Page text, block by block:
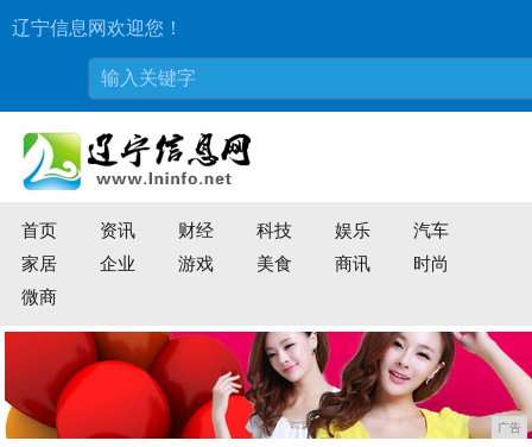
辽宁信息网欢迎您！
首页 资讯 财经 科技 娱乐
汽车
家居
企业 游戏 美食 商讯
时尚
微商
广告